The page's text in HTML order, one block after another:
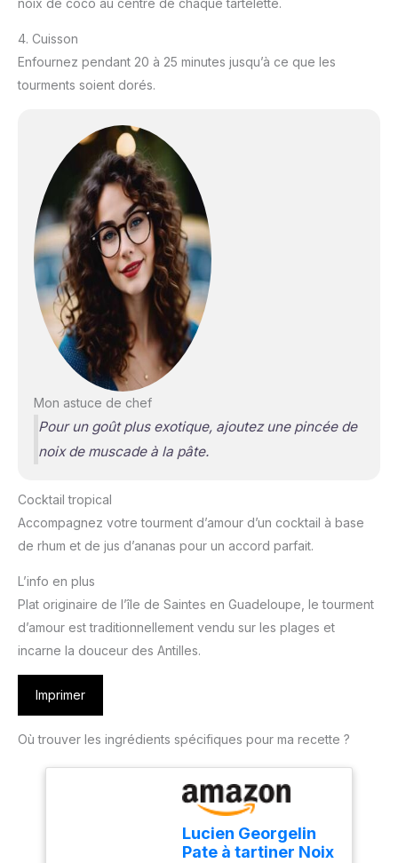
noix de coco au centre de chaque tartelette.
4. Cuisson
Enfournez pendant 20 à 25 minutes jusqu’à ce que les
tourments soient dorés.
Mon astuce de chef
Pour un goût plus exotique, ajoutez une pincée de
noix de muscade à la pâte.
Cocktail tropical
Accompagnez votre tourment d’amour d’un cocktail à base
de rhum et de jus d’ananas pour un accord parfait.
L’info en plus
Plat originaire de l’île de Saintes en Guadeloupe, le tourment
d’amour est traditionnellement vendu sur les plages et
incarne la douceur des Antilles.
Imprimer
Où trouver les ingrédients spécifiques pour ma recette ?
Lucien Georgelin
Pate à tartiner Noix